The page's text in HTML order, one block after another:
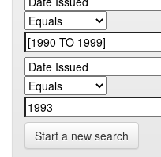
Start a new search